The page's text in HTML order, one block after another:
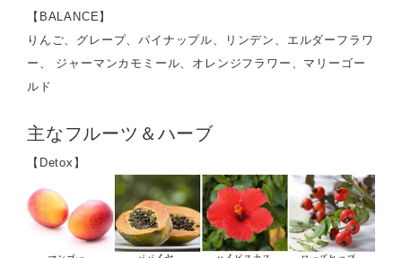
【BALANCE】
りんご、グレープ、パイナップル、リンデン、エルダーフラワ
ー、 ジャーマンカモミール、オレンジフラワー、マリーゴー
ルド
主なフルーツ＆ハーブ
【Detox】